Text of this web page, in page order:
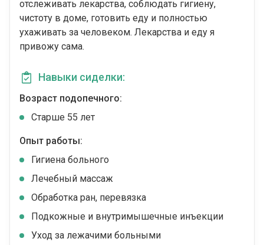
отслеживать лекарства, соблюдать гигиену,
чистоту в доме, готовить еду и полностью
ухаживать за человеком. Лекарства и еду я
привожу сама.
Навыки сиделки:
Возраст подопечного:
Cтарше 55 лет
Опыт работы:
Гигиена больного
Лечебный массаж
Обработка ран, перевязка
Подкожные и внутримышечные инъекции
Уход за лежачими больными